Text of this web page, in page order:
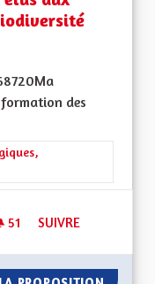
des
transitions
51 51 ABONNÉS
SUIVRE